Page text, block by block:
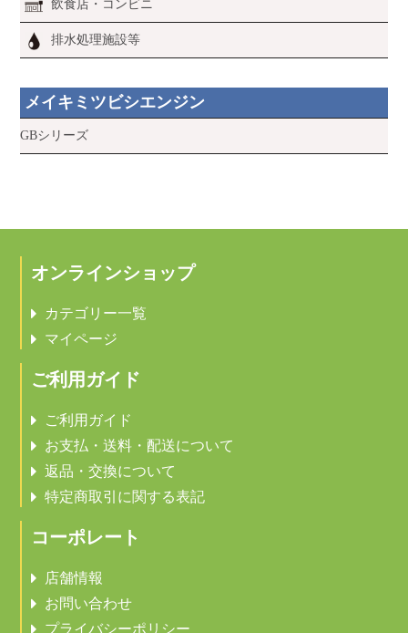
飲食店・コンビニ
排水処理施設等
メイキミツビシエンジン
GBシリーズ
オンラインショップ
カテゴリー一覧
マイページ
ご利用ガイド
ご利用ガイド
お支払・送料・配送について
返品・交換について
特定商取引に関する表記
コーポレート
店舗情報
お問い合わせ
プライバシーポリシー